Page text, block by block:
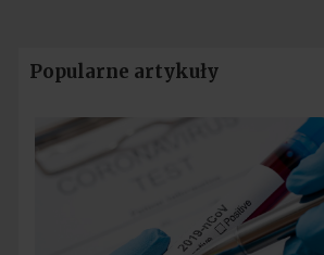
Popularne artykuły